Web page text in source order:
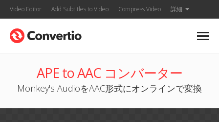
Video Editor Add Subtitles to Video Compress Video 詳細
APE to AAC コンバーター
Monkey's AudioをAAC形式にオンラインで変換